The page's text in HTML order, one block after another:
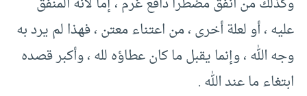
عليه ، أو لعلة أخرى ، من اعتناء معتن ، فهذا لم يرد به
وجه الله ، وإنما يقبل ما كان عطاؤه لله ، وأكبر قصده
ابتغاء ما عند الله .